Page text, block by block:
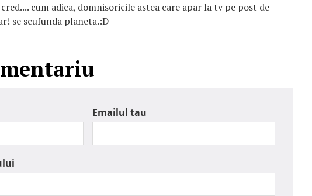
cum adica, domnisoricile astea care apar la tv pe post de
se scufunda planeta.:D
Emailul tau